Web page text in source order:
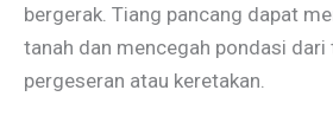
bergerak. Tiang pancang dapat
tanah dan mencegah pondasi dari
pergeseran atau keretakan.